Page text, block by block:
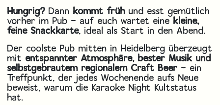
Hungrig? Dann kommt früh und esst gemütlich
vorher im Pub – auf euch wartet einekleine,
feine Snackkarte, ideal als Start in den Abend.
Der coolste Pub mitten in Heidelberg überzeugt
mit entspannter Atmosphäre, bester Musik und
selbstgebrautem regionalem Craft Beer – ein
Treffpunkt, der jedes Wochenende aufs Neue
beweist, warum die Karaoke Night Kultstatus
hat.